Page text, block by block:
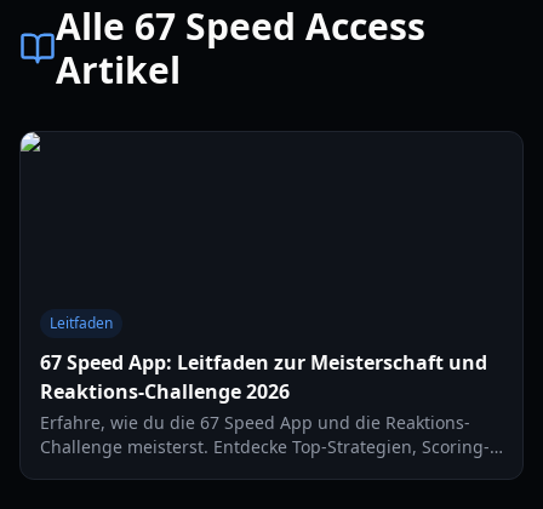
Alle 67 Speed Access
Artikel
Leitfaden
67 Speed App: Leitfaden zur Meisterschaft und
Reaktions-Challenge 2026
Erfahre, wie du die 67 Speed App und die Reaktions-
Challenge meisterst. Entdecke Top-Strategien, Scoring-